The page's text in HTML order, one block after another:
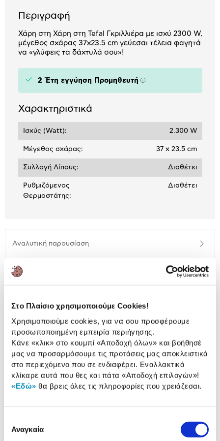
Στο Πλαίσιο χρησιμοποιούμε Cookies!
Χρησιμοποιούμε cookies, για να σου προσφέρουμε
προσωποποιημένη εμπειρία περιήγησης.
Κάνε «κλικ» στο κουμπί «Αποδοχή όλων» και βοήθησέ
μας να προσαρμόσουμε τις προτάσεις μας αποκλειστικά
στο περιεχόμενο που σε ενδιαφέρει. Εναλλακτικά
κλίκαρε αυτά που θες και πάτα «Αποδοχή επιλογών»!
«Εδώ» θα βρεις όλες τις πληροφορίες που χρειάζεσαι.
συγκατάθεσης
Αναγκαία
Περιγραφή
Χάρη στη Χάρη στη Tefal Γκριλλιέρα με ισχύ 2300 W,
μέγεθος σχάρας 37x23.5 cm γεύεσαι τέλεια φαγητά
να «γλύφεις τα δάχτυλά σου»!
2 Έτη εγγύηση Προμηθευτή Πληροφορίες
Χαρακτηριστικά
Ισχύς (Watt): 2.300 W
Μέγεθος σχάρας: 37 x 23,5 cm
Συλλογή Λίπους: Διαθέτει
Ρυθμιζόμενος
Θερμοστάτης:
Διαθέτει
Αναλυτική παρουσίαση
Προδιαγραφές
προϊόντος
Χαρακτηριστικά
Αξιολογήσεις
Αξιολογήσεις
Δες τι κλίκαραν όσοι είδαν το ίδιο
προϊόν με εσένα!